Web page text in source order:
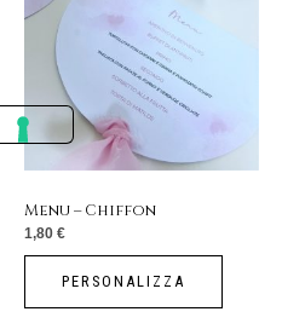
Menu – Chiffon
1,80 €
PERSONALIZZA